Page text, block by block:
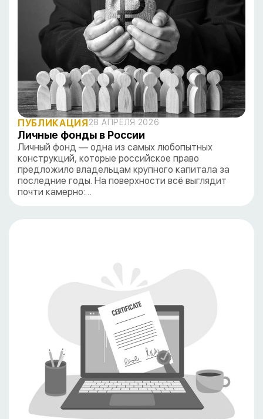
ПУБЛИКАЦИЯ 28 АПРЕЛЯ 2026
Личные фонды в России
Личный фонд — одна из самых любопытных
конструкций, которые российское право
предложило владельцам крупного капитала за
последние годы. На поверхности всё выглядит
почти камерно:…